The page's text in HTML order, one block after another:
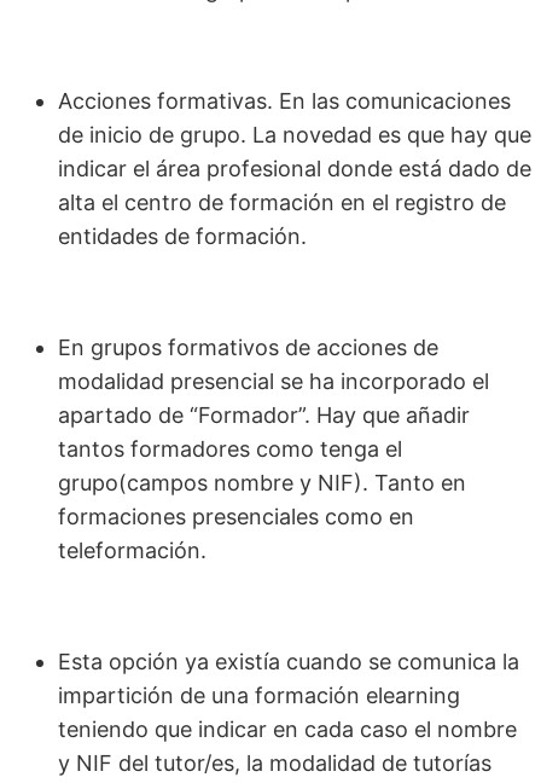
Acciones formativas. En las comunicaciones
de inicio de grupo. La novedad es que hay que
indicar el área profesional donde está dado de
alta el centro de formación en el registro de
entidades de formación.
En grupos formativos de acciones de
modalidad presencial se ha incorporado el
apartado de “Formador”. Hay que añadir
tantos formadores como tenga el
grupo(campos nombre y NIF). Tanto en
formaciones presenciales como en
teleformación.
Esta opción ya existía cuando se comunica la
impartición de una formación elearning
teniendo que indicar en cada caso el nombre
y NIF del tutor/es, la modalidad de tutorías